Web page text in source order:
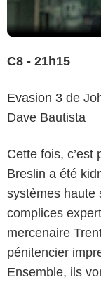
C8 - 21h15
Evasion 3 de
Dave Bautista
Cette fois, c’est
Breslin a été
systèmes haute
complices
mercenaire
pénitencier
Ensemble, ils